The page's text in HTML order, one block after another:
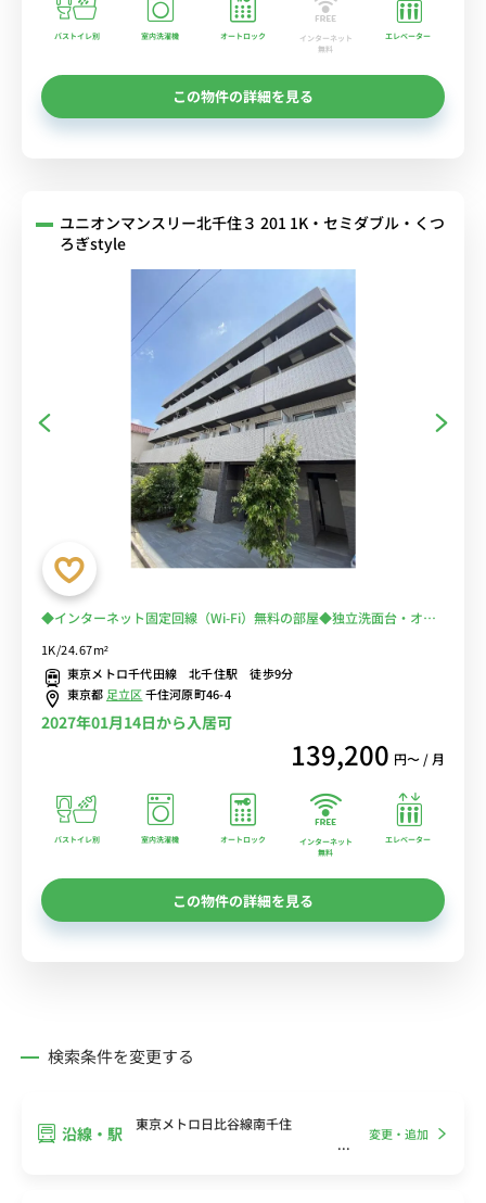
バストイレ別 室内洗濯機 オートロック
インターネット
無料
エレベーター
この物件の詳細を見る
ユニオンマンスリー北千住３ 201 1K・セミダブル・くつ
ろぎstyle
◆インターネット固定回線（Wi-Fi）無料の部屋◆独立洗面台・オー
1K/24.67m²
東京メトロ千代田線 北千住駅 徒歩9分
東京都 足立区千住河原町46-4
2027年01月14日から入居可
139,200 円〜 / 月
バストイレ別 室内洗濯機 オートロック
インターネット
無料
エレベーター
この物件の詳細を見る
検索条件を変更する
沿線・駅 東京メトロ日比谷線南千住
変更・追加